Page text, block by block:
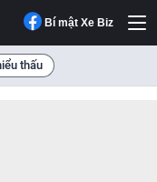
Bí mật Xe Biz
thấu